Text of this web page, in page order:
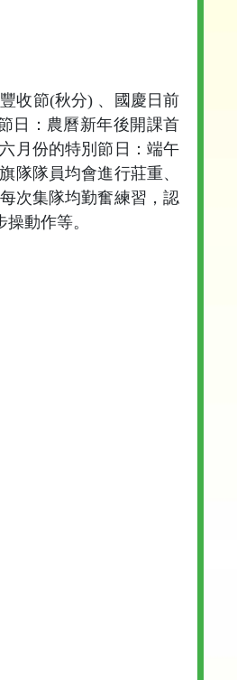
收節(秋分) 、國慶日前
日：農曆新年後開課首
月份的特別節日：端午
隊員均會進行莊重、
次集隊均勤奮練習，認
動作等。